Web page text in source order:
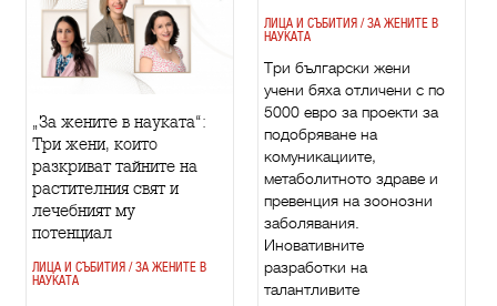
ЛИЦА И СЪБИТИЯ / ЗА ЖЕНИТЕ В
НАУКАТА
Три български жени
учени бяха отличени с по
5000 евро за проекти за
подобряване на
комуникациите,
метаболитното здраве и
превенция на зоонозни
заболявания.
Иновативните
разработки на
талантливите
„За жените в науката“:
Три жени, които
разкриват тайните на
растителния свят и
лечебният му
потенциал
ЛИЦА И СЪБИТИЯ / ЗА ЖЕНИТЕ В
НАУКАТА